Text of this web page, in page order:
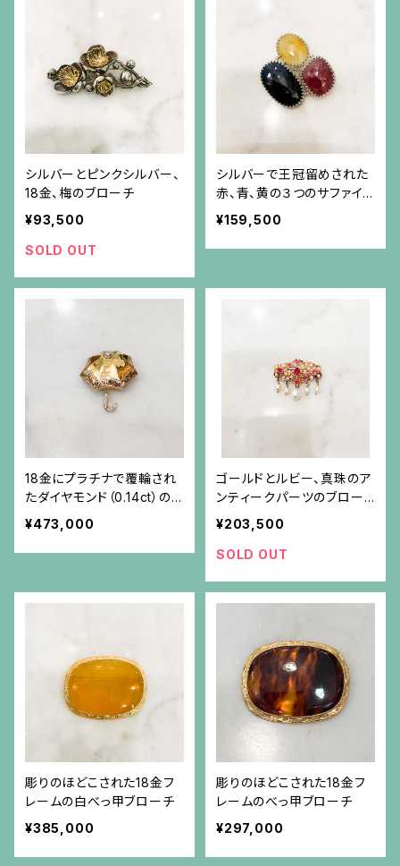
シルバーとピンクシルバー、
18金、梅のブローチ
¥93,500
SOLD OUT
シルバーで王冠留めされた
赤、青、黄の３つのサファイ
ア（58.28ct）のブローチ
¥159,500
18金にプラチナで覆輪され
たダイヤモンド（0.14ct）の
傘のブローチ
¥473,000
ゴールドとルビー、真珠のア
ンティークパーツのブロー
チ
¥203,500
SOLD OUT
彫りのほどこされた18金フ
レームの白べっ甲ブローチ
¥385,000
彫りのほどこされた18金フ
レームのべっ甲ブローチ
¥297,000